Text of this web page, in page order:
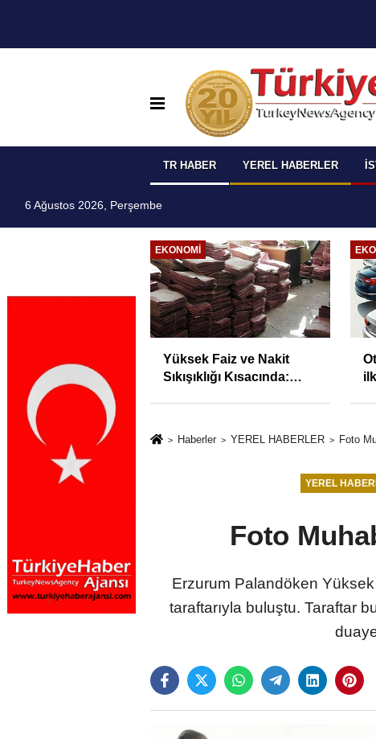
TR HABER YEREL HABERLER
6 Ağustos 2026, Perşembe
%31,75;
%50,49 olarak
EKONOMI
Yüksek Faiz ve Nakit
Sıkışıklığı Kısacında:
Haberler YEREL HABERLER Foto
YEREL
Foto
Erzurum Palandöken
taraftarıyla buluştu. Taraftar